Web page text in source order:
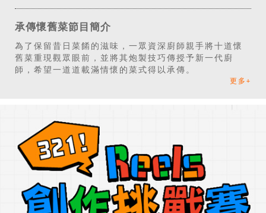
承傳懷舊菜節目簡介
為了保留昔日菜餚的滋味，一眾資深廚師親手將十道懷
舊菜重現觀眾眼前，並將其炮製技巧傳授予新一代廚
師，希望一道道載滿情懷的菜式得以承傳。
更多+